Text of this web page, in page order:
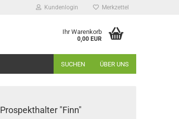
Kundenlogin Merkzettel
Ihr Warenkorb
0,00 EUR
SUCHEN ÜBER UNS
Prospekthalter "Finn"